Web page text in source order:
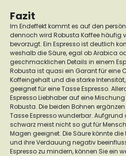
Fazit
Im Endeffekt kommt es auf den
dennoch wird Robusta Kaffee häufig
bevorzugt. Ein Espresso ist deutlich
weshalb die Säure, egal ob Arabica
geschmacklichen Details in einem
Robusta ist quasi ein Garant für eine
Koffeingehalt und die starke
geeignet für eine Tasse Espresso.
Espresso Liebhaber auf eine
Robusta. Die beiden Bohnen
Tasse Espresso wunderbar. Aufgrund
schwarz meist nicht so gut für
Magen geeignet. Die Säure könnte
und ihre Verdauung negativ
Espresso zu mindern, können Sie ein